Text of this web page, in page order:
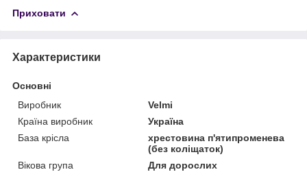
Приховати
Характеристики
Основні
Виробник
Velmi
Країна виробник
Україна
База крісла
хрестовина п'ятипроменева
(без коліщаток)
Вікова група
Для дорослих